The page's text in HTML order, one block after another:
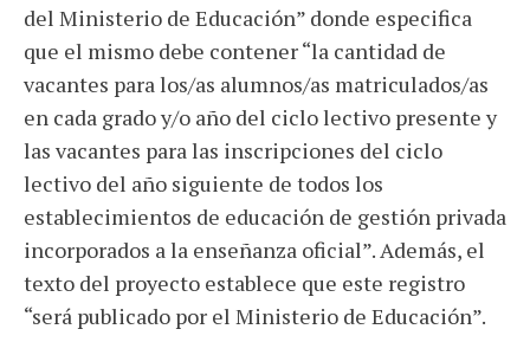
del Ministerio de Educación” donde especifica
que el mismo debe contener “la cantidad de
vacantes para los/as alumnos/as matriculados/as
en cada grado y/o año del ciclo lectivo presente y
las vacantes para las inscripciones del ciclo
lectivo del año siguiente de todos los
establecimientos de educación de gestión privada
incorporados a la enseñanza oficial”. Además, el
texto del proyecto establece que este registro
“será publicado por el Ministerio de Educación”.